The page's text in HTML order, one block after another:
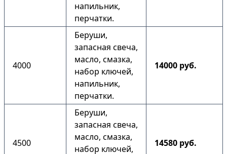
напильник,
перчатки.
4000
Беруши,
запасная свеча,
масло, смазка,
набор ключей,
напильник,
перчатки.
14000 руб.
4500
Беруши,
запасная свеча,
масло, смазка,
набор ключей,
14580 руб.